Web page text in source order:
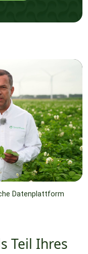
Datenplattform
Teil Ihres